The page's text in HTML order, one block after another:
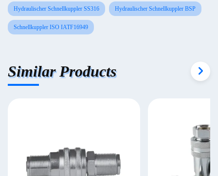
Hydraulischer Schnellkuppler SS316 Hydraulischer Schnellkuppler BSP
Schnellkuppler ISO IATF16949
Similar Products